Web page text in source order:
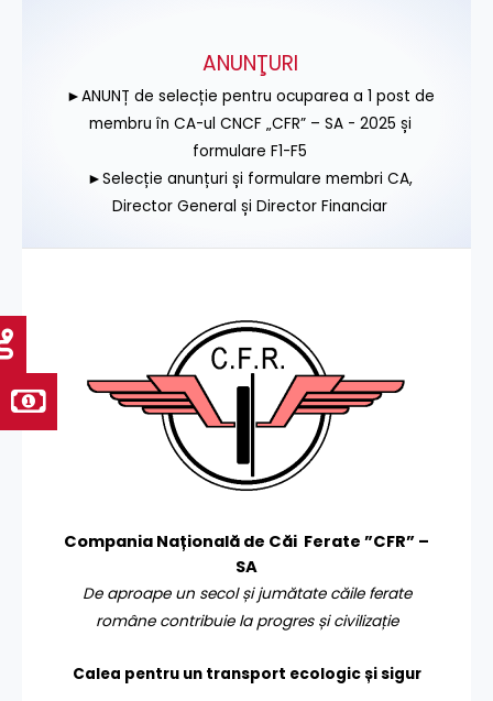
ANUNŢURI
►ANUNȚ de selecție pentru ocuparea a 1 post de
membru în CA-ul CNCF „CFR” – SA - 2025 și
formulare F1-F5
►Selecție anunțuri și formulare membri CA,
Director General și Director Financiar
Compania Națională de Căi Ferate ”CFR” –
SA
De aproape un secol și jumătate căile ferate
române contribuie la progres și civilizație
Calea pentru un transport ecologic și sigur